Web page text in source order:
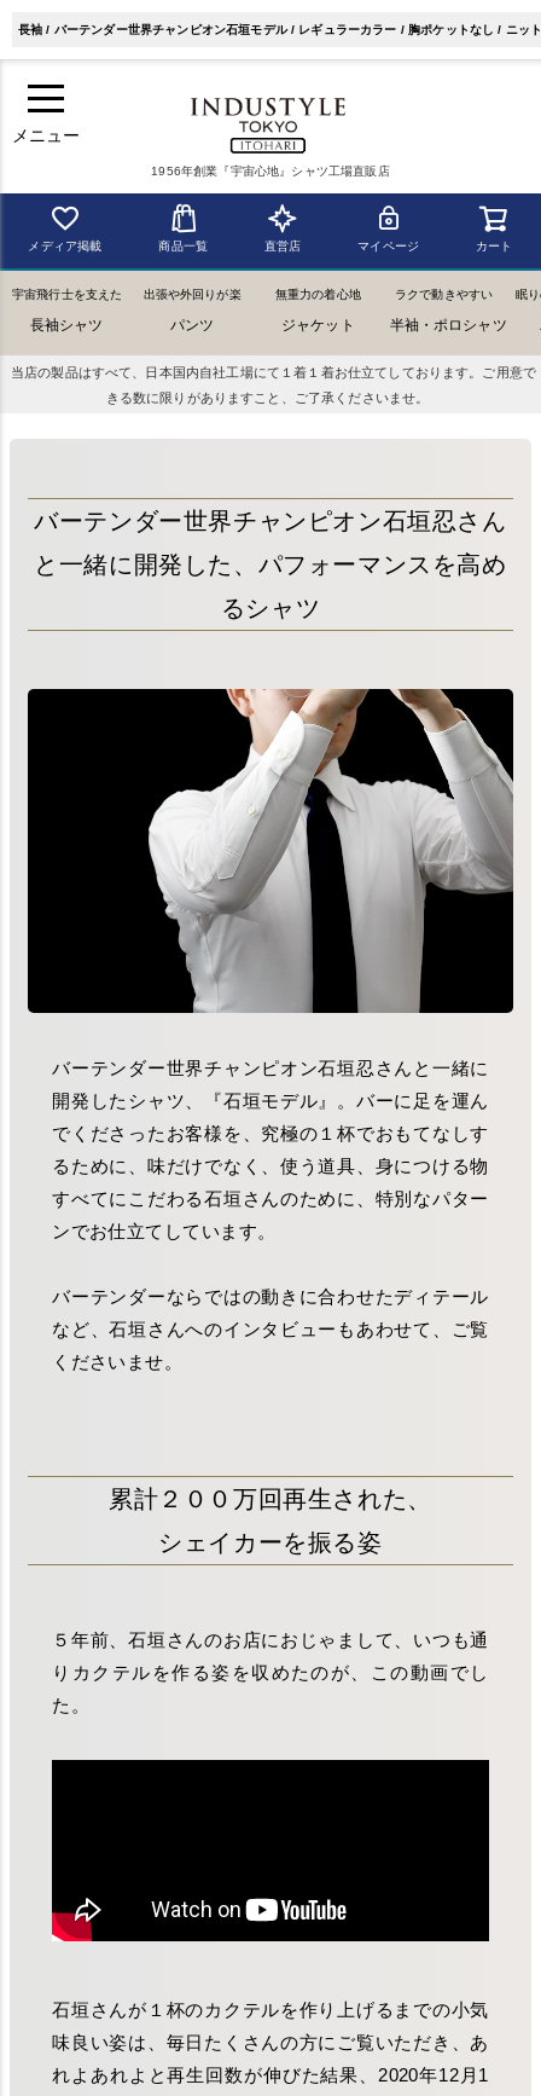
メニュー
1956年創業『宇宙心地』シャツ工場直販店
メディア掲載 商品一覧 直営店 マイページ カート
宇宙飛行士を支えた
長袖シャツ
出張や外回りが楽
パンツ
無重力の着心地
ジャケット
ラクで動きやすい
半袖・ポロシャツ
眠
当店の製品はすべて、日本国内自社工場にて１着１着お仕立てしております。ご用意で
きる数に限りがありますこと、ご了承くださいませ。
長袖 / バーテンダー世界チャンピオン石垣モデル / レギュラーカラー / 胸ポケットなし / ニッ
バーテンダー世界チャンピオン石垣忍さん
と一緒に開発した、パフォーマンスを高め
るシャツ
バーテンダー世界チャンピオン石垣忍さんと一緒に
開発したシャツ、『石垣モデル』。バーに足を運ん
でくださったお客様を、究極の１杯でおもてなしす
るために、味だけでなく、使う道具、身につける物
すべてにこだわる石垣さんのために、特別なパター
ンでお仕立てしています。
バーテンダーならではの動きに合わせたディテール
など、石垣さんへのインタビューもあわせて、ご覧
くださいませ。
累計２００万回再生された、
シェイカーを振る姿
５年前、石垣さんのお店におじゃまして、いつも通
りカクテルを作る姿を収めたのが、この動画でし
た。
石垣さんが１杯のカクテルを作り上げるまでの小気
味良い姿は、毎日たくさんの方にご覧いただき、あ
れよあれよと再生回数が伸びた結果、2020年12月1